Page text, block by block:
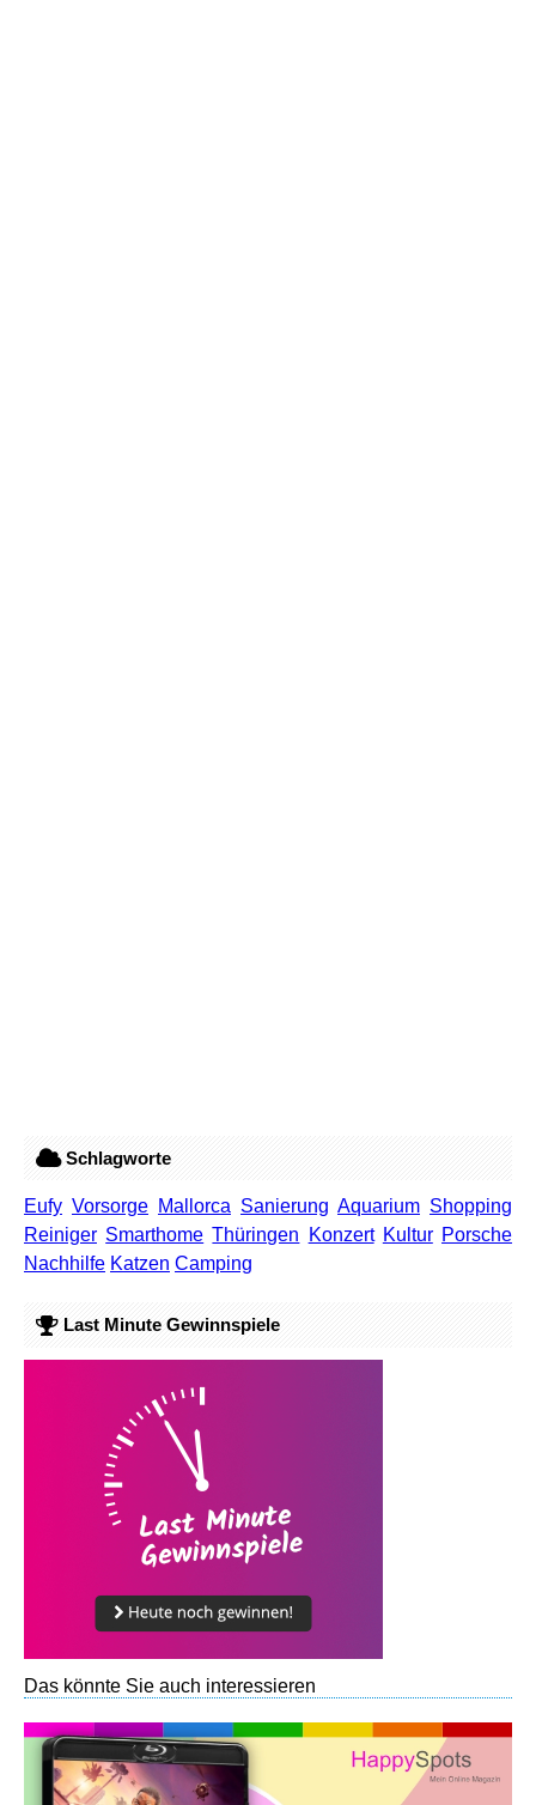
Schlagworte
Eufy Vorsorge Mallorca Sanierung Aquarium Shopping
Reiniger Smarthome Thüringen Konzert Kultur Porsche
Nachhilfe Katzen Camping
Last Minute Gewinnspiele
Das könnte Sie auch interessieren